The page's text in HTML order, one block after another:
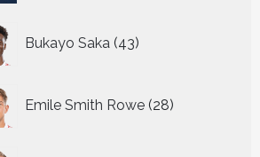
Bukayo Saka 43
producten
Emile Smith Rowe 28
producten